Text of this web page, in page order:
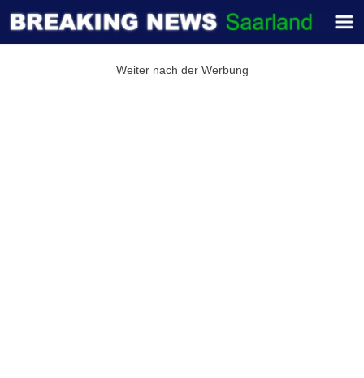
Weiter nach der Werbung